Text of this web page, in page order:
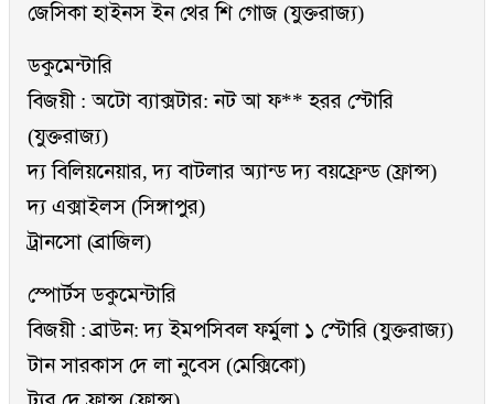
জেসিকা হাইনস ইন থের শি গোজ (যুক্তরাজ্য)
ডকুমেন্টারি
বিজয়ী : অটো ব্যাক্সটার: নট আ ফ** হরর স্টোরি
(যুক্তরাজ্য)
দ্য বিলিয়নেয়ার, দ্য বাটলার অ্যান্ড দ্য বয়ফ্রেন্ড (ফ্রান্স)
দ্য এক্সাইলস (সিঙ্গাপুর)
ট্রানসো (ব্রাজিল)
স্পোর্টস ডকুমেন্টারি
বিজয়ী : ব্রাউন: দ্য ইমপসিবল ফর্মুলা ১ স্টোরি (যুক্তরাজ্য)
টান সারকাস দে লা নুবেস (মেক্সিকো)